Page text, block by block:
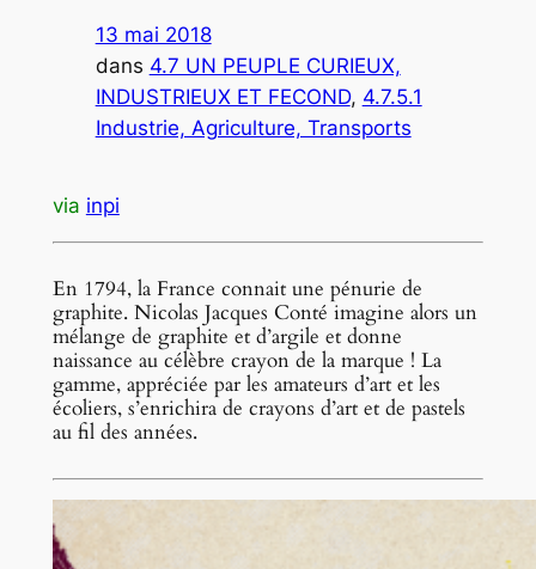
13 mai 2018
dans 4.7 UN PEUPLE CURIEUX,
INDUSTRIEUX ET FECOND, 4.7.5.1
Industrie, Agriculture, Transports
via inpi
En 1794, la France connait une pénurie de
graphite. Nicolas Jacques Conté imagine alors un
mélange de graphite et d’argile et donne
naissance au célèbre crayon de la marque ! La
gamme, appréciée par les amateurs d’art et les
écoliers, s’enrichira de crayons d’art et de pastels
au fil des années.